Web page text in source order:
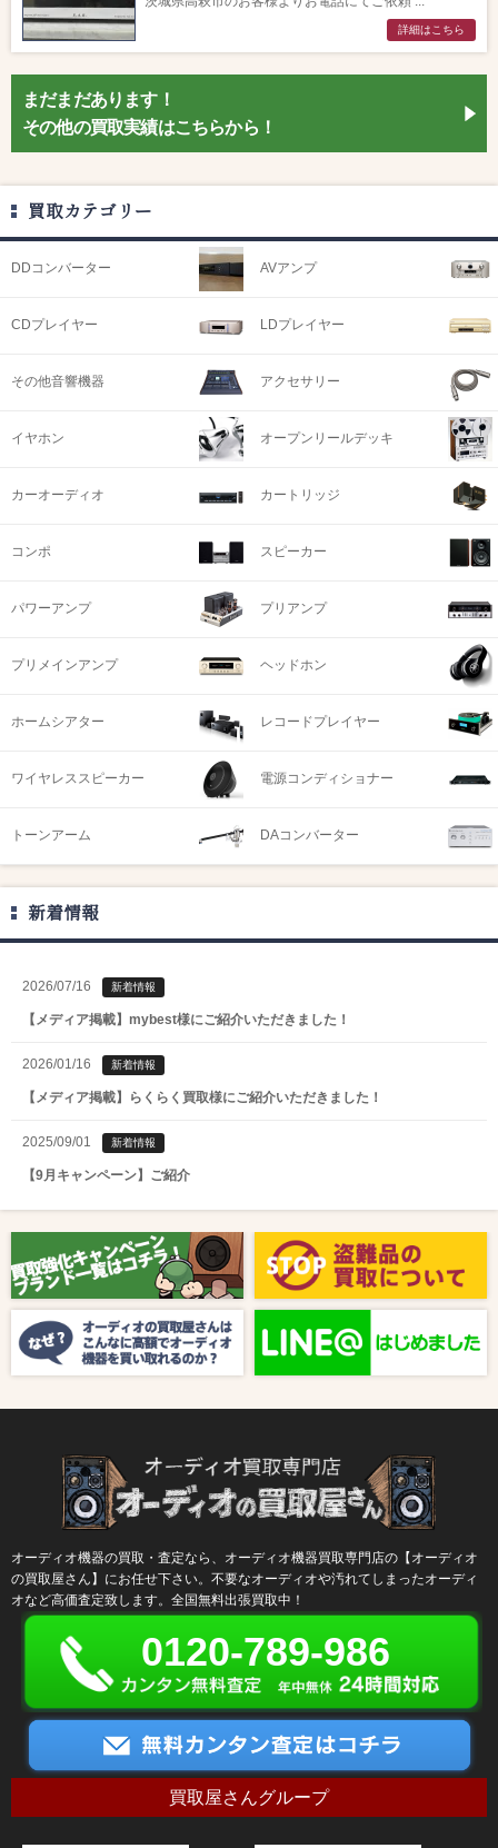
詳細はこちら
まだまだあります！
その他の買取実績はこちらから！
買取カテゴリー
DDコンバーター AVアンプ
CDプレイヤー LDプレイヤー
その他音響機器 アクセサリー
イヤホン オープンリールデッキ
カーオーディオ カートリッジ
コンポ スピーカー
パワーアンプ プリアンプ
プリメインアンプ ヘッドホン
ホームシアター レコードプレイヤー
ワイヤレススピーカー 電源コンディショナー
トーンアーム DAコンバーター
新着情報
2026/07/16 新着情報
【メディア掲載】mybest様にご紹介いただきました！
2026/01/16 新着情報
【メディア掲載】らくらく買取様にご紹介いただきました！
2025/09/01 新着情報
【9月キャンペーン】ご紹介
【8月キャンペーン】ご紹介
2024/10/04 新着情報
【ラジオ番組放送のお知らせ】
オーディオ機器の買取・査定なら、オーディオ機器買取専門店の【オーディオ
の買取屋さん】にお任せ下さい。不要なオーディオや汚れてしまったオーディ
オなど高価査定致します。全国無料出張買取中！
0120-789-986
買取屋さんグループ